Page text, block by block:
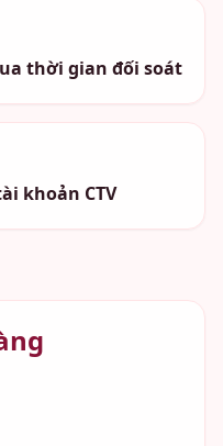
thời gian đối soát
khoản CTV